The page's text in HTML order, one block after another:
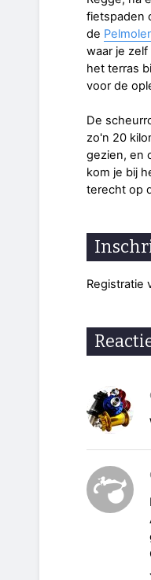
fietspaden
de
waar je
het terras
voor de
De
zo'n 20
gezien, en
kom je bij
terecht op
Registratie